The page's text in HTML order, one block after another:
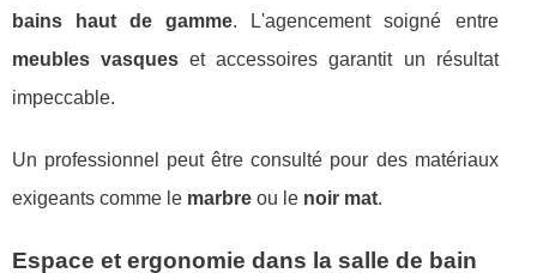
bains haut de gamme. L'agencement soigné entre
meubles vasques et accessoires garantit un résultat
impeccable.
Un professionnel peut être consulté pour des matériaux
exigeants comme le marbre ou le noir mat.
Espace et ergonomie dans la salle de bain